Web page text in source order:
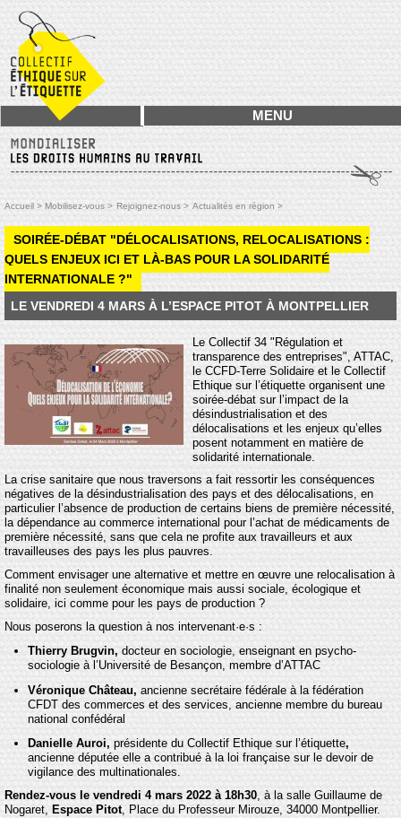
MENU
Accueil > Mobilisez-vous > Rejoignez-nous > Actualités en région >
SOIRÉE-DÉBAT "DÉLOCALISATIONS, RELOCALISATIONS :
QUELS ENJEUX ICI ET LÀ-BAS POUR LA SOLIDARITÉ
INTERNATIONALE ?"
LE VENDREDI 4 MARS À L’ESPACE PITOT À MONTPELLIER
Le Collectif 34 "Régulation et
transparence des entreprises", ATTAC,
le CCFD-Terre Solidaire et le Collectif
Ethique sur l’étiquette organisent une
soirée-débat sur l’impact de la
désindustrialisation et des
délocalisations et les enjeux qu’elles
posent notamment en matière de
solidarité internationale.
La crise sanitaire que nous traversons a fait ressortir les conséquences
négatives de la désindustrialisation des pays et des délocalisations, en
particulier l’absence de production de certains biens de première nécessité,
la dépendance au commerce international pour l’achat de médicaments de
première nécessité, sans que cela ne profite aux travailleurs et aux
travailleuses des pays les plus pauvres.
Comment envisager une alternative et mettre en œuvre une relocalisation à
finalité non seulement économique mais aussi sociale, écologique et
solidaire, ici comme pour les pays de production ?
Nous poserons la question à nos intervenant·e·s :
Thierry Brugvin, docteur en sociologie, enseignant en psycho-
sociologie à l’Université de Besançon, membre d’ATTAC
Véronique Château, ancienne secrétaire fédérale à la fédération
CFDT des commerces et des services, ancienne membre du bureau
national confédéral
Danielle Auroi, présidente du Collectif Ethique sur l’étiquette,
ancienne députée elle a contribué à la loi française sur le devoir de
vigilance des multinationales.
Rendez-vous le vendredi 4 mars 2022 à 18h30, à la salle Guillaume de
Nogaret, Espace Pitot, Place du Professeur Mirouze, 34000 Montpellier.